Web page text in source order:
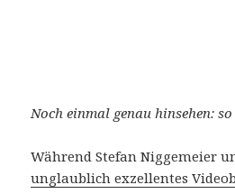
Noch einmal genau hinsehen:
Während Stefan Niggemeier
unglaublich exzellentes